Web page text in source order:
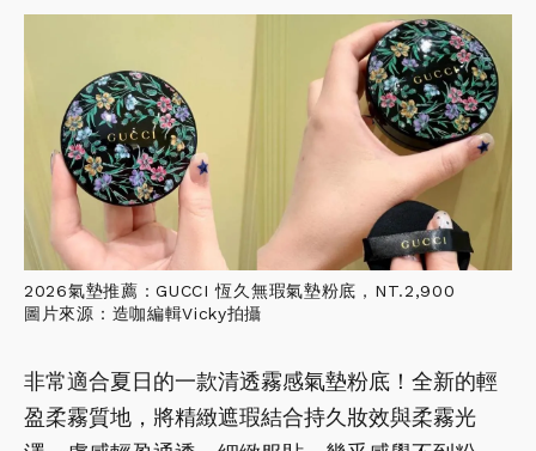
2026氣墊推薦：GUCCI 恆久無瑕氣墊粉底，NT.2,900
圖片來源：造咖編輯Vicky拍攝
非常適合夏日的一款清透霧感氣墊粉底！全新的輕
盈柔霧質地，將精緻遮瑕結合持久妝效與柔霧光